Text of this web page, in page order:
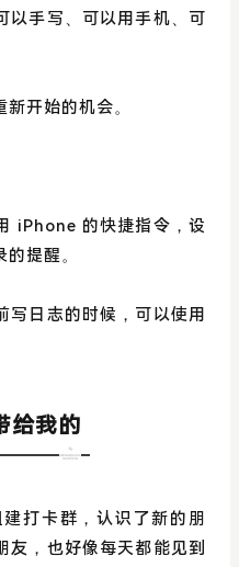
以手写、可以用手机、可
开始的机会。
iPhone 的快捷指令，设
提醒。
写日志的时候，可以使用
给我的
打卡群，认识了新的朋
友，也好像每天都能见到